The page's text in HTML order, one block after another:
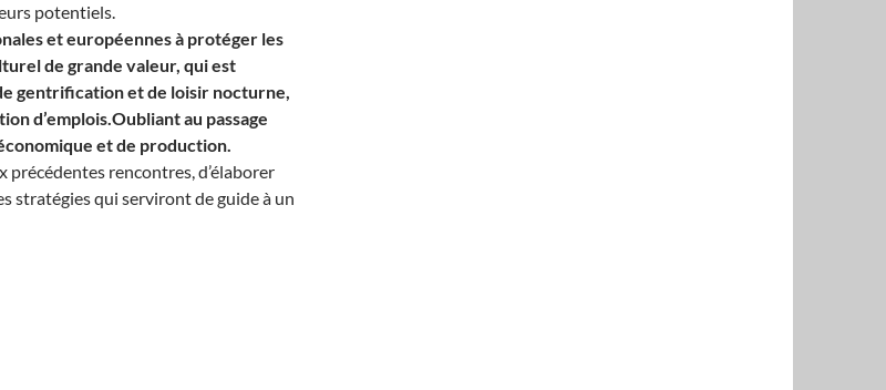
potentiels.
et européennes à protéger les
de grande valeur, qui est
gentrification et de loisir nocturne,
d’emplois.Oubliant au passage
et de production.
précédentes rencontres, d’élaborer
stratégies qui serviront de guide à un